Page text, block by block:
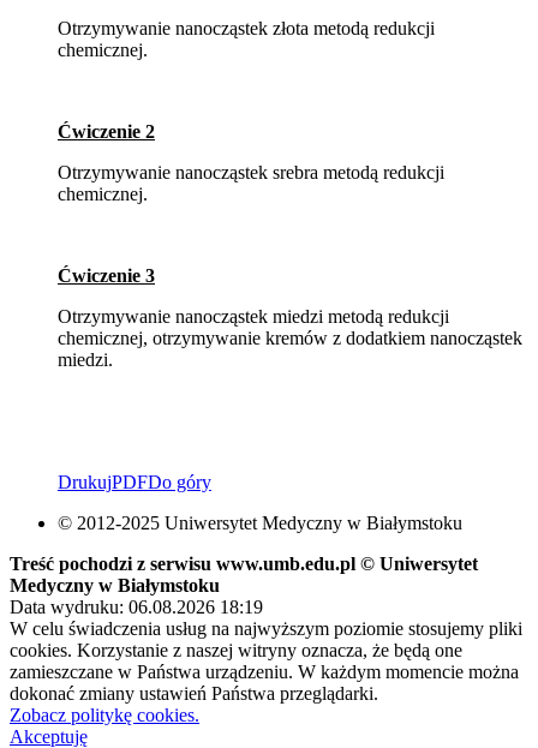
Otrzymywanie nanocząstek złota metodą redukcji
chemicznej.
Ćwiczenie 2
Otrzymywanie nanocząstek srebra metodą redukcji
chemicznej.
Ćwiczenie 3
Otrzymywanie nanocząstek miedzi metodą redukcji
chemicznej, otrzymywanie kremów z dodatkiem nanocząstek
miedzi.
DrukujPDFDo góry
© 2012-2025 Uniwersytet Medyczny w Białymstoku
Treść pochodzi z serwisu www.umb.edu.pl © Uniwersytet
Medyczny w Białymstoku
Data wydruku: 06.08.2026 18:19
W celu świadczenia usług na najwyższym poziomie stosujemy pliki
cookies. Korzystanie z naszej witryny oznacza, że będą one
zamieszczane w Państwa urządzeniu. W każdym momencie można
dokonać zmiany ustawień Państwa przeglądarki.
Zobacz politykę cookies.
Akceptuję